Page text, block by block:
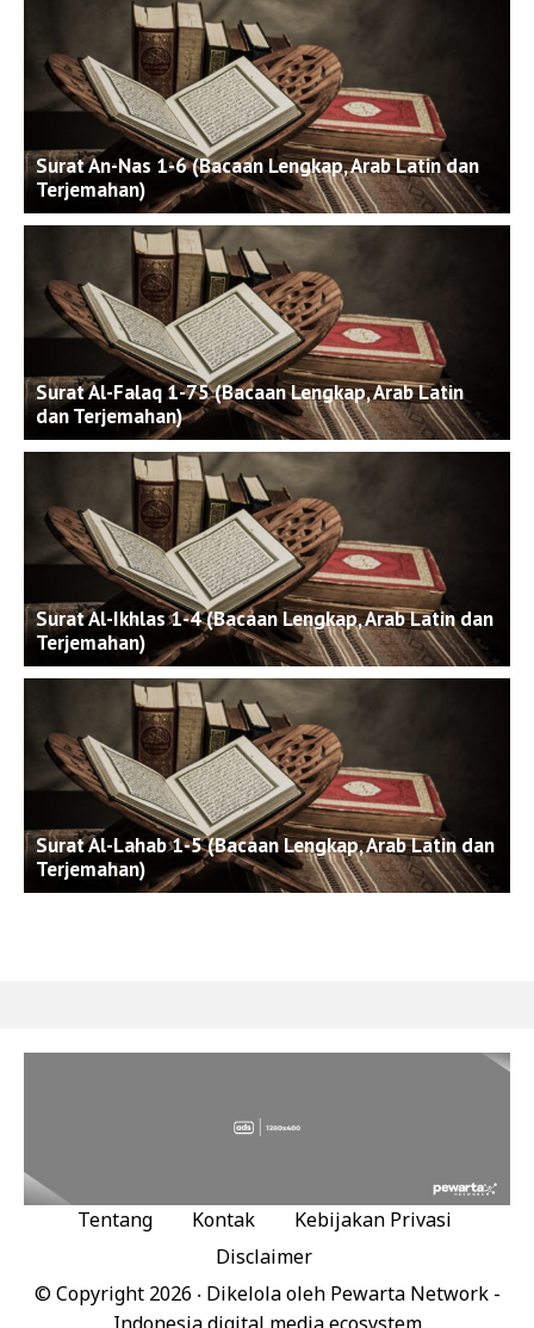
Surat An-Nas 1-6 (Bacaan Lengkap, Arab Latin dan
Terjemahan)
Surat Al-Falaq 1-75 (Bacaan Lengkap, Arab Latin
dan Terjemahan)
Surat Al-Ikhlas 1-4 (Bacaan Lengkap, Arab Latin dan
Terjemahan)
Surat Al-Lahab 1-5 (Bacaan Lengkap, Arab Latin dan
Terjemahan)
Tentang Kontak
Kebijakan Privasi
Disclaimer
© Copyright 2026 ‧ Dikelola oleh Pewarta Network-
Indonesia digital media ecosystem